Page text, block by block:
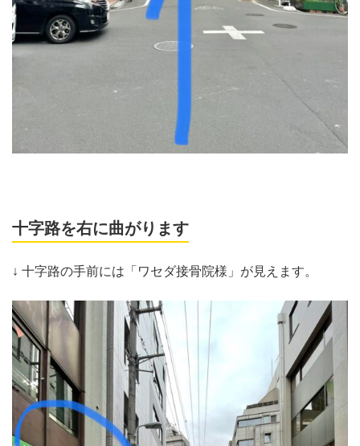
十字路を右に曲がります
↓ 十字路の手前には「ワセダ接骨院様」が見えます。